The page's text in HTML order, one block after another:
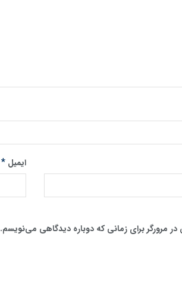
ایمیل *
مرورگر برای زمانی که دوباره دیدگاهی می‌نویسم.